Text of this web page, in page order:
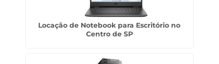
Locação de Notebook para Escritório no
Centro de SP